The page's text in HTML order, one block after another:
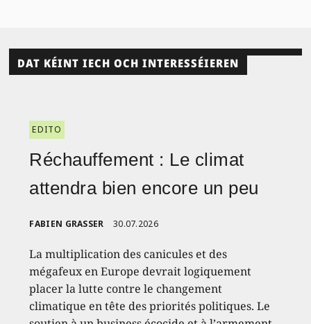
DAT KÉINT IECH OCH INTERESSÉIEREN
EDITO
Réchauffement : Le climat
attendra bien encore un peu
FABIEN GRASSER 30.07.2026
La multiplication des canicules et des
mégafeux en Europe devrait logiquement
placer la lutte contre le changement
climatique en tête des priorités politiques. Le